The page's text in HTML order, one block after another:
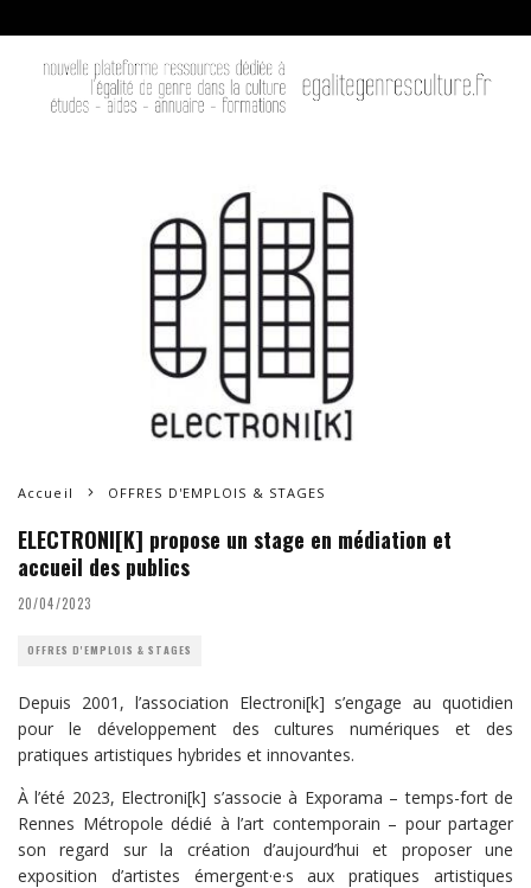
Accueil OFFRES D'EMPLOIS & STAGES
ELECTRONI[K] propose un stage en médiation et
accueil des publics
20/04/2023
OFFRES D'EMPLOIS & STAGES
Depuis 2001, l’association Electroni[k] s’engage au quotidien
pour le développement des cultures numériques et des
pratiques artistiques hybrides et innovantes.
À l’été 2023, Electroni[k] s’associe à Exporama – temps-fort de
Rennes Métropole dédié à l’art contemporain – pour partager
son regard sur la création d’aujourd’hui et proposer une
exposition d’artistes émergent·e·s aux pratiques artistiques